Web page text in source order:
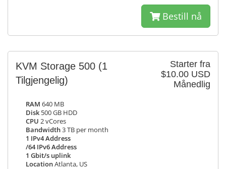
Bestill nå
Starter fra
$10.00 USD
Månedlig
KVM Storage 500 (1
Tilgjengelig)
RAM 640 MB
Disk 500 GB HDD
CPU 2 vCores
Bandwidth3 TB per month
1 IPv4 Address
/64 IPv6 Address
1 Gbit/s uplink
LocationAtlanta, US